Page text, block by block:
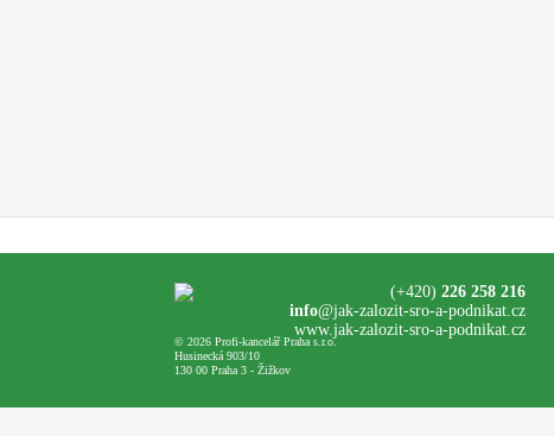
© 2026 Profi-kancelář Praha s.r.o.
Husinecká 903/10
130 00 Praha 3 - Žižkov
(+420) 226 258 216
info@jak-zalozit-sro-a-podnikat.cz
www.jak-zalozit-sro-a-podnikat.cz